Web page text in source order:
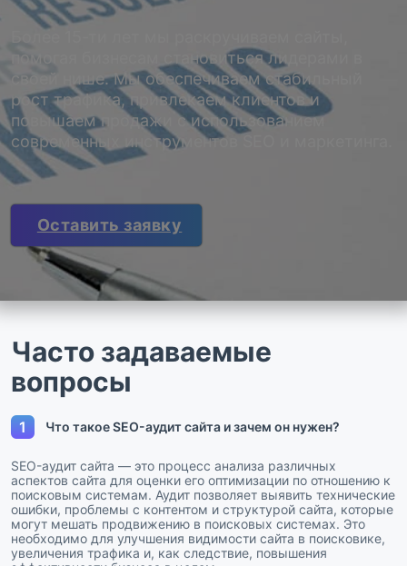
помогая бизнесам становиться лидерами в
своей нише. Мы обеспечиваем стабильный
рост трафика, привлекаем клиентов и
повышаем продажи с использованием
современных инструментов SEO и маркетинга.
Оставить заявку
Часто задаваемые
вопросы
1 Что такое SEO-аудит сайта и зачем он нужен?
SEO-аудит сайта — это процесс анализа различных
аспектов сайта для оценки его оптимизации по отношению к
поисковым системам. Аудит позволяет выявить технические
ошибки, проблемы с контентом и структурой сайта, которые
могут мешать продвижению в поисковых системах. Это
необходимо для улучшения видимости сайта в поисковике,
увеличения трафика и, как следствие, повышения